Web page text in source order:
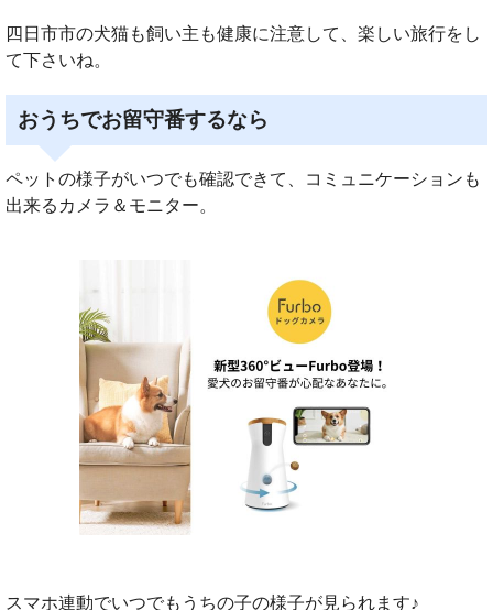
四日市市の犬猫も飼い主も健康に注意して、楽しい旅行をし
て下さいね。
おうちでお留守番するなら
ペットの様子がいつでも確認できて、コミュニケーションも
出来るカメラ＆モニター。
スマホ連動でいつでもうちの子の様子が見られます♪